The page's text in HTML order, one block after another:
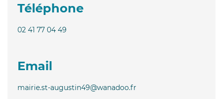
Téléphone
02 41 77 04 49
Email
mairie.st-augustin49@wanadoo.fr